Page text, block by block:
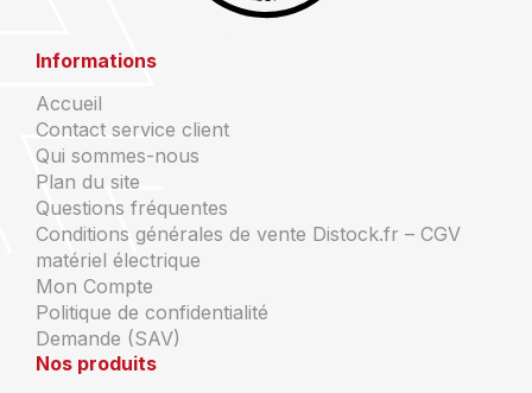
Informations
Accueil
Contact service client
Qui sommes-nous
Plan du site
Questions fréquentes
Conditions générales de vente Distock.fr – CGV
matériel électrique
Mon Compte
Politique de confidentialité
Demande (SAV)
Nos produits